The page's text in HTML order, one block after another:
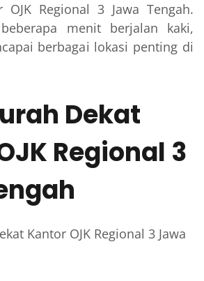
Regional 3 Jawa Tengah.
menit berjalan kaki,
berbagai lokasi penting di
Dekat
Regional 3